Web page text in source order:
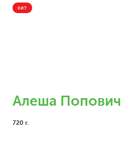
ХИТ
Алеша Попович
720 г.